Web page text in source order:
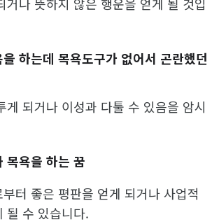
하는데 목욕도구가 없어서 곤란했던
게 되거나 이성과 다툴 수 있음을 암시
목욕을 하는 꿈
터 좋은 평판을 얻게 되거나 사업적
될 수 있습니다.